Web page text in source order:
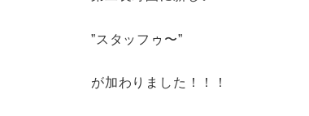
”スタッフゥ〜”
が加わりました！！！